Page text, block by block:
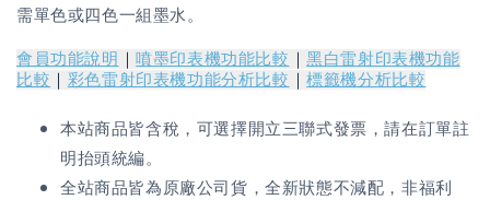
需單色或四色一組墨水。
會員功能說明 ｜噴墨印表機功能比較 ｜黑白雷射印表機功能
比較
彩色雷射印表機功能分析比較 ｜標籤機分析比較
本站商品皆含稅，可選擇開立三聯式發票，請在訂單註
明抬頭統編。
全站商品皆為原廠公司貨，全新狀態不減配，非福利